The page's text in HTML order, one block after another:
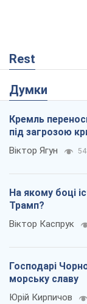
Rest
Думки
Кремль
під загрозою
Віктор Ягун
На якому боці
Трамп?
Віктор Каспрук
Господарі
морську славу
Юрій Кирпичов